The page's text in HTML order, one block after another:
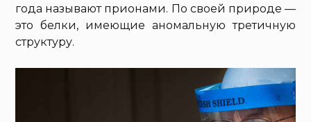
года называют прионами. По своей природе —
это белки, имеющие аномальную третичную
структуру.